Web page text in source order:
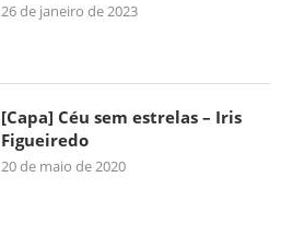
26 de janeiro de 2023
[Capa] Céu sem estrelas – Iris
Figueiredo
20 de maio de 2020